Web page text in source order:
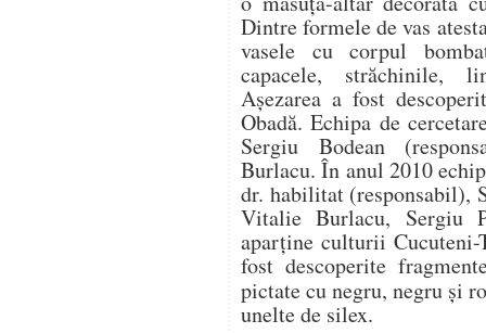
Dintre formele de vas
vasele cu corpul
capacele, străchinile,
Aşezarea a fost
Obadă. Echipa de
Sergiu Bodean
Burlacu. În anul 2010
dr. habilitat (responsabil),
Vitalie Burlacu, Sergiu
aparţine culturii
fost descoperite
pictate cu negru, negru şi
unelte de silex.